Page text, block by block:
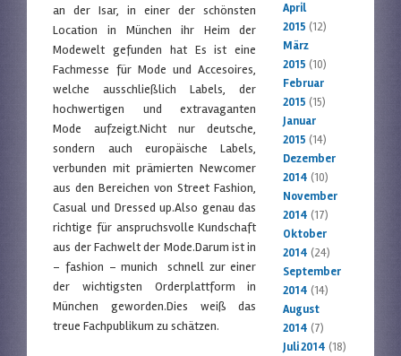
an der Isar, in einer der schönsten
Location in München ihr Heim der
Modewelt gefunden hat Es ist eine
Fachmesse für Mode und Accesoires,
welche ausschließlich Labels, der
hochwertigen und extravaganten
Mode aufzeigt.Nicht nur deutsche,
sondern auch europäische Labels,
verbunden mit prämierten Newcomer
aus den Bereichen von Street Fashion,
Casual und Dressed up.Also genau das
richtige für anspruchsvolle Kundschaft
aus der Fachwelt der Mode.Darum ist in
– fashion – munich schnell zur einer
der wichtigsten Orderplattform in
München geworden.Dies weiß das
treue Fachpublikum zu schätzen.
April
2015 (12)
März
2015 (10)
Februar
2015 (15)
Januar
2015 (14)
Dezember
2014 (10)
November
2014 (17)
Oktober
2014 (24)
September
2014 (14)
August
2014 (7)
Juli 2014 (18)